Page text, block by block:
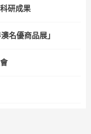
研成果
名優商品展」